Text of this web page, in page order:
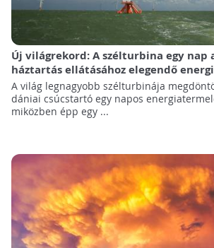
Új világrekord: A szélturbina egy nap
háztartás ellátásához elegendő
A világ legnagyobb szélturbinája
dániai csúcstartó egy napos
miközben épp egy ...